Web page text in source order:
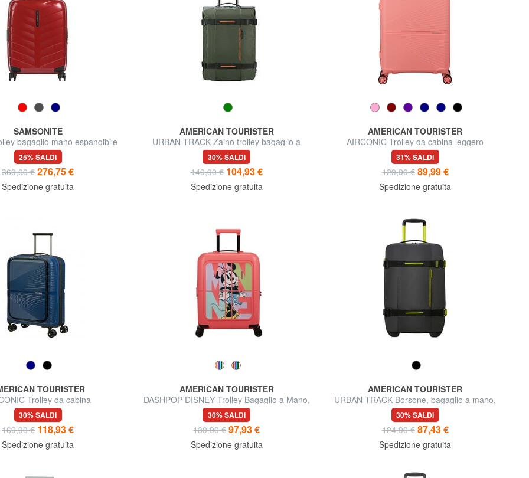
SAMSONITE
bagaglio mano espandibile
25% SALDI
369,00 € 276,75 €
Spedizione gratuita
AMERICAN TOURISTER
URBAN TRACK Zaino trolley bagaglio a
mano
30% SALDI
149,90 € 104,93 €
Spedizione gratuita
AMERICAN TOURISTER
AIRCONIC Trolley da cabina leggero
31% SALDI
129,90 € 89,99 €
Spedizione gratuita
TOURISTER
Trolley da cabina
30% SALDI
169,90 € 118,93 €
Spedizione gratuita
AMERICAN TOURISTER
DASHPOP DISNEY Trolley Bagaglio a Mano,
espandibile
30% SALDI
139,90 € 97,93 €
Spedizione gratuita
AMERICAN TOURISTER
URBAN TRACK Borsone, bagaglio a mano,
con ruote
30% SALDI
124,90 € 87,43 €
Spedizione gratuita